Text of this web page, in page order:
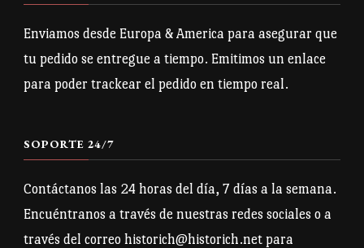
Enviamos desde Europa & America para asegurar que
tu pedido se entregue a tiempo. Emitimos un enlace
para poder trackear el pedido en tiempo real.
SOPORTE 24/7
Contáctanos las 24 horas del día, 7 días a la semana.
Encuéntranos a través de nuestras redes sociales o a
través del correo historich@historich.net para